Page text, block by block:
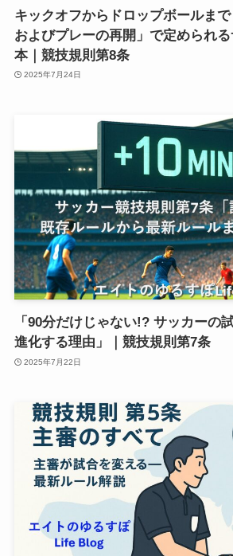
キックオフからドロップボールま
およびプレーの再開」で定められ
本｜競技規則第8条
2025年7月24日
「90分だけじゃない!? サッカーの
進化する理由」｜競技規則第7条
2025年7月22日